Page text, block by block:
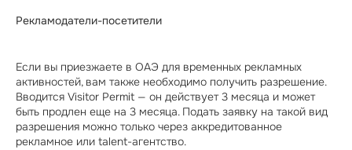
Рекламодатели-посетители
Если вы приезжаете в ОАЭ для временных рекламных
активностей, вам также необходимо получить разрешение.
Вводится Visitor Permit — он действует 3 месяца и может
быть продлен еще на 3 месяца. Подать заявку на такой вид
разрешения можно только через аккредитованное
рекламное или talent-агентство.